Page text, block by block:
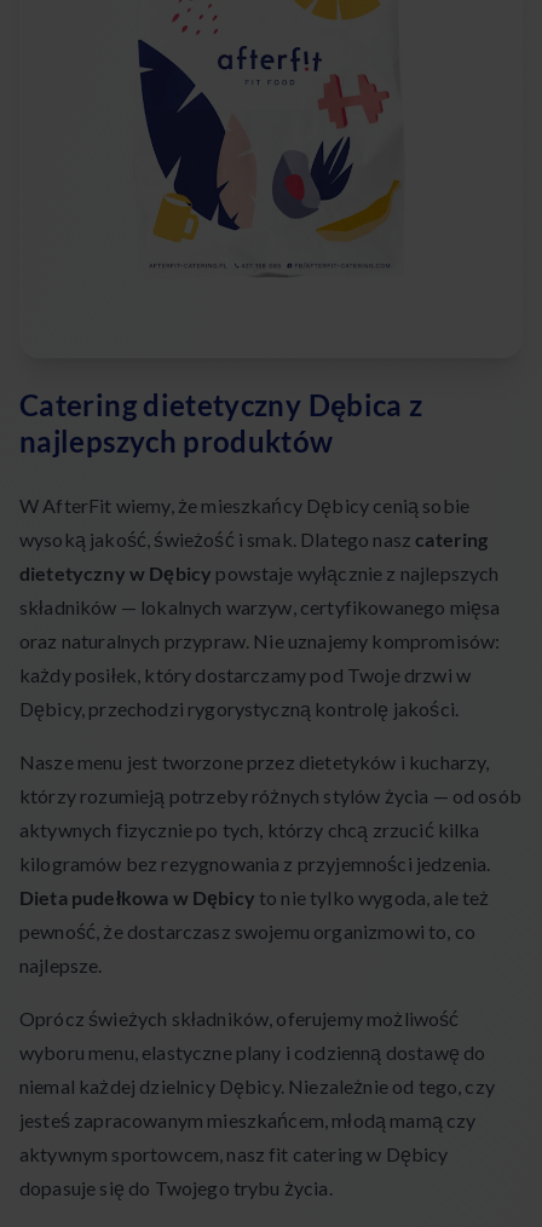
Catering dietetyczny Dębica z
najlepszych produktów
W AfterFit wiemy, że mieszkańcy Dębicy cenią sobie
wysoką jakość, świeżość i smak. Dlatego nasz catering
dietetyczny w Dębicy powstaje wyłącznie z najlepszych
składników — lokalnych warzyw, certyfikowanego mięsa
oraz naturalnych przypraw. Nie uznajemy kompromisów:
każdy posiłek, który dostarczamy pod Twoje drzwi w
Dębicy, przechodzi rygorystyczną kontrolę jakości.
Nasze menu jest tworzone przez dietetyków i kucharzy,
którzy rozumieją potrzeby różnych stylów życia — od osób
aktywnych fizycznie po tych, którzy chcą zrzucić kilka
kilogramów bez rezygnowania z przyjemności jedzenia.
Dieta pudełkowa w Dębicy to nie tylko wygoda, ale też
pewność, że dostarczasz swojemu organizmowi to, co
najlepsze.
Oprócz świeżych składników, oferujemy możliwość
wyboru menu, elastyczne plany i codzienną dostawę do
niemal każdej dzielnicy Dębicy. Niezależnie od tego, czy
jesteś zapracowanym mieszkańcem, młodą mamą czy
aktywnym sportowcem, nasz fit catering w Dębicy
dopasuje się do Twojego trybu życia.